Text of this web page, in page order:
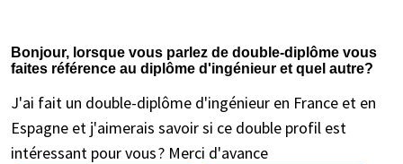
Bonjour, lorsque vous parlez de double-diplôme vous
faites référence au diplôme d'ingénieur et quel autre?
J'ai fait un double-diplôme d'ingénieur en France et en
Espagne et j'aimerais savoir si ce double profil est
intéressant pour vous ? Merci d'avance